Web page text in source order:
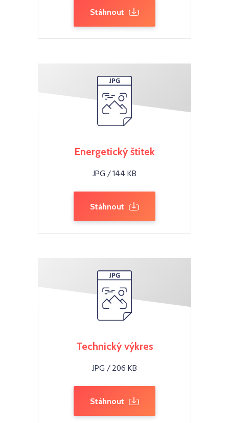
Stáhnout
Energetický štítek
JPG / 144 KB
Stáhnout
Technický výkres
JPG / 206 KB
Stáhnout